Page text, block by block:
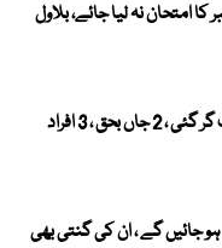
امتحان نہ لیا جائے، بلاول
ڈیرہ غازی خان میں گھر کی چھت گر گئی ، 2 جاں بحق ، 3 افراد
جائیں گے ، ان کی گنتی بھی